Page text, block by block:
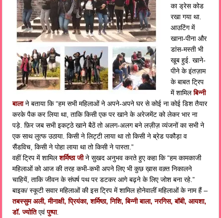
का ड्रेस कोड
रखा गया था.
आउटिंग में
खाना-पीना और
डांस-मस्ती भी
खूब हुई. खाने-
पीने के इंतज़ाम
के बाबत ट्रिप
में शामिलबिन्नी
बालाने बताया कि “हम सभी महिलाओं ने अपने-अपने घर से कोई ना कोई डिश तैयार
करके पैक कर लिया था, ताकि किसी एक पर खाने के अरेजमेंट को लेकर भार ना
पड़े. फ़िर जब सभी इकट्ठे खाने बैठें तो अलग-अलग बने लज़ीज़ व्यंजनों का सभी ने
एक साथ लुत्फ उठाया. किसी ने लिट्टी लाया था तो किसी ने ब्रेड पकौड़ा व
सैंडविच, किसी ने पोहा लाया था तो किसी ने पास्ता.”
वहीं ट्रिप में शामिलशर्मिष्ठा जीने सुखद अनुभव करते हुए कहा कि “हम कामकाजी
महिलाओं को आज की तरह कभी-कभी अपने लिए भी कुछ ख़ास वक़्त निकालने
चाहियें, ताकि जीवन के संघर्ष पथ पर डटकर आगे बढ़ने के लिए जोश बना रहे.”
बाइक/ स्कूटी सवार महिलाओं की इस ट्रिप में शामिल होनेवालीं महिलाओं के नाम हैं –
तबस्सुम अली, मीनाक्षी, प्रियंका, शर्मिष्ठा, निशि, बिन्नी बाला, नरगिस, बॉबी, आयशा,
डॉ. ज्योतिएवंपुष्पा.